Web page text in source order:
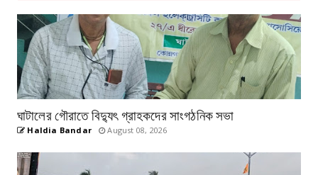
ঘাটালের গৌরাতে বিদ্যুৎ গ্রাহকদের সাংগঠনিক সভা
Haldia Bandar August 08, 2026